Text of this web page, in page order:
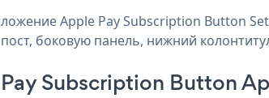
Apple Pay Subscription Button
боковую панель, нижний
Subscription Button